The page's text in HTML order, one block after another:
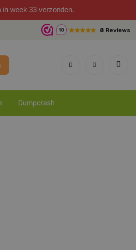
in week 33 verzonden.
10 8 Reviews
Dumpcrash